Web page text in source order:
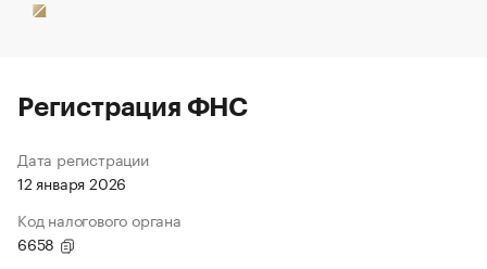
Регистрация ФНС
Дата регистрации
12 января 2026
Код налогового органа
6658